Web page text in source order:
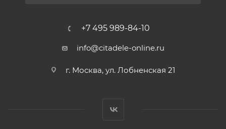
+7 495 989-84-10
info@citadele-online.ru
г. Москва, ул. Лобненская 21